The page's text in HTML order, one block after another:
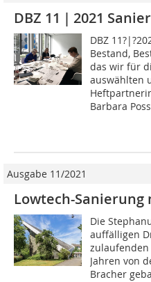
DBZ 11 | 2021
DBZ
Bestand,
das wir für
auswählten
Barbara
Ausgabe 11/2021
Lowtech-
Die
auffälligen
zulaufenden
Jahren von
Bracher